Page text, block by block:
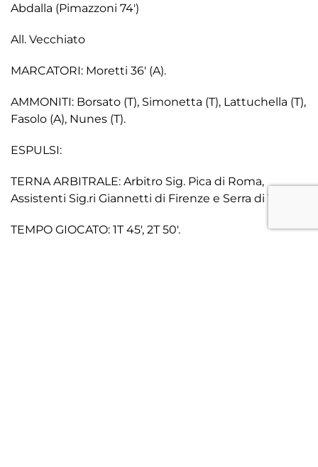
Abdalla (Pimazzoni 74′)
All. Vecchiato
MARCATORI: Moretti 36′ (A).
AMMONITI: Borsato (T), Simonetta (T), Lattuchella (T),
Fasolo (A), Nunes (T).
ESPULSI:
TERNA ARBITRALE: Arbitro Sig. Pica di Roma,
Assistenti Sig.ri Giannetti di Firenze e Serra di Tivoli.
TEMPO GIOCATO: 1T 45′, 2T 50′.